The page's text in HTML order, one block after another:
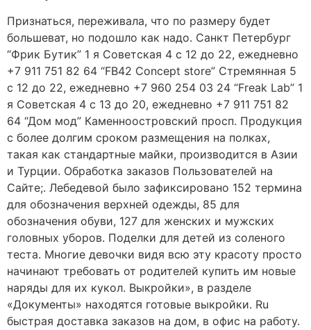
Признаться, переживала, что по размеру будет
большеват, но подошло как надо. Санкт Петербург
“Фрик Бутик” 1 я Советская 4 с 12 до 22, ежедневно
+7 911 751 82 64 “FB42 Concept store” Стремянная 5
с 12 до 22, ежедневно +7 960 254 03 24 “Freak Lab” 1
я Советская 4 с 13 до 20, ежедневно +7 911 751 82
64 “Дом мод” Каменноостровский просп. Продукция
с более долгим сроком размещения на полках,
такая как стандартные майки, производится в Азии
и Турции. Обработка заказов Пользователей на
Сайте;. Лебедевой было зафиксировано 152 термина
для обозначения верхней одежды, 85 для
обозначения обуви, 127 для женских и мужских
головных уборов. Поделки для детей из соленого
теста. Многие девочки видя всю эту красоту просто
начинают требовать от родителей купить им новые
наряды для их кукол. Выкройки», в разделе
«Документы» находятся готовые выкройки. Ru
быстрая доставка заказов на дом, в офис на работу.